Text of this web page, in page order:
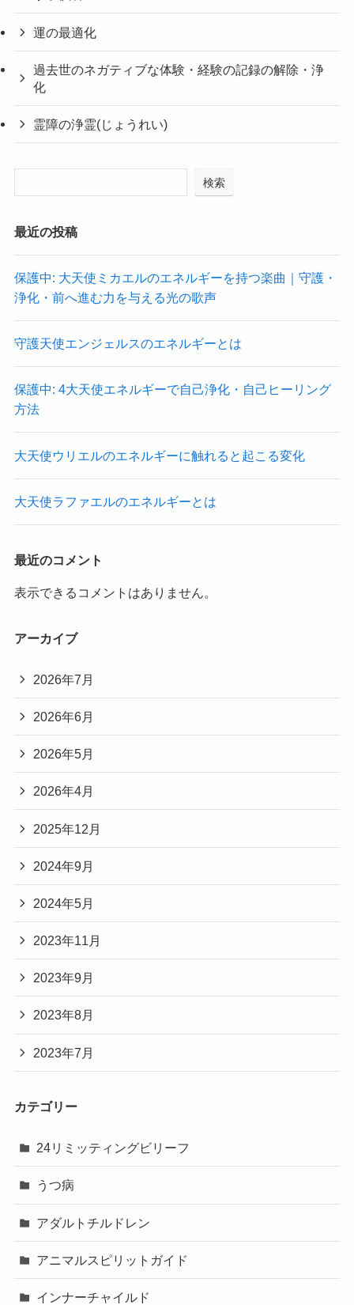
運の最適化
過去世のネガティブな体験・経験の記録の解除・浄
化
霊障の浄霊(じょうれい)
検索
最近の投稿
保護中: 大天使ミカエルのエネルギーを持つ楽曲｜守護・
浄化・前へ進む力を与える光の歌声
守護天使エンジェルスのエネルギーとは
保護中: 4大天使エネルギーで自己浄化・自己ヒーリング
方法
大天使ウリエルのエネルギーに触れると起こる変化
大天使ラファエルのエネルギーとは
最近のコメント
表示できるコメントはありません。
アーカイブ
2026年7月
2026年6月
2026年5月
2026年4月
2025年12月
2024年9月
2024年5月
2023年11月
2023年9月
2023年8月
2023年7月
カテゴリー
24リミッティングビリーフ
うつ病
アダルトチルドレン
アニマルスピリットガイド
インナーチャイルド